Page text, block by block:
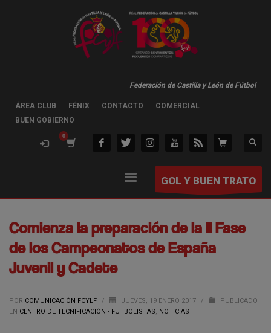
Federación de Castilla y León de Fútbol
ÁREA CLUB FÉNIX CONTACTO
COMERCIAL
BUEN GOBIERNO
GOL Y BUEN TRATO
Comienza la preparación de la II Fase
de los Campeonatos de España
Juvenil y Cadete
POR COMUNICACIÓN FCYLF / JUEVES, 19 ENERO 2017 /
PUBLICADO
EN CENTRO DE TECNIFICACIÓN - FUTBOLISTAS, NOTICIAS